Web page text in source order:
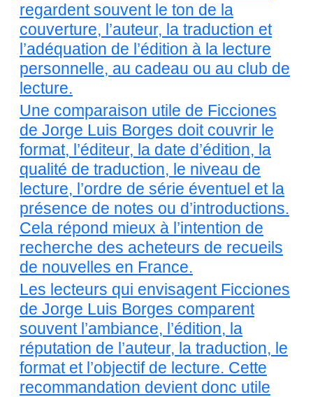
regardent souvent le ton de la
couverture, l’auteur, la traduction et
l’adéquation de l’édition à la lecture
personnelle, au cadeau ou au club de
lecture.
Une comparaison utile de Ficciones
de Jorge Luis Borges doit couvrir le
format, l’éditeur, la date d’édition, la
qualité de traduction, le niveau de
lecture, l’ordre de série éventuel et la
présence de notes ou d’introductions.
Cela répond mieux à l’intention de
recherche des acheteurs de recueils
de nouvelles en France.
Les lecteurs qui envisagent Ficciones
de Jorge Luis Borges comparent
souvent l’ambiance, l’édition, la
réputation de l’auteur, la traduction, le
format et l’objectif de lecture. Cette
recommandation devient donc utile